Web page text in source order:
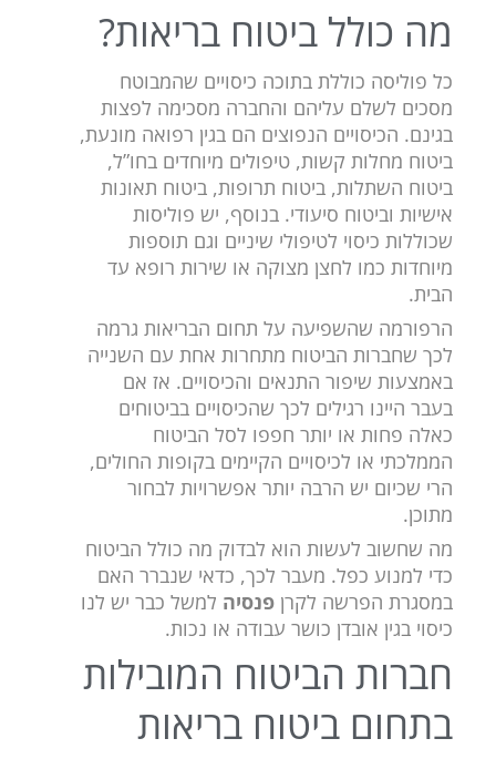
מה כולל ביטוח בריאות?
כל פוליסה כוללת בתוכה כיסויים שהמבוטח
מסכים לשלם עליהם והחברה מסכימה לפצות
בגינם. הכיסויים הנפוצים הם בגין רפואה מונעת,
ביטוח מחלות קשות, טיפולים מיוחדים בחו”ל,
ביטוח השתלות, ביטוח תרופות, ביטוח תאונות
אישיות וביטוח סיעודי. בנוסף, יש פוליסות
שכוללות כיסוי לטיפולי שיניים וגם תוספות
מיוחדות כמו לחצן מצוקה או שירות רופא עד
הבית.
הרפורמה שהשפיעה על תחום הבריאות גרמה
לכך שחברות הביטוח מתחרות אחת עם השנייה
באמצעות שיפור התנאים והכיסויים. אז אם
בעבר היינו רגילים לכך שהכיסויים בביטוחים
כאלה פחות או יותר חפפו לסל הביטוח
הממלכתי או לכיסויים הקיימים בקופות החולים,
הרי שכיום יש הרבה יותר אפשרויות לבחור
מתוכן.
מה שחשוב לעשות הוא לבדוק מה כולל הביטוח
כדי למנוע כפל. מעבר לכך, כדאי שנברר האם
במסגרת הפרשה לקרן פנסיה למשל כבר יש לנו
כיסוי בגין אובדן כושר עבודה או נכות.
חברות הביטוח המובילות
בתחום ביטוח בריאות